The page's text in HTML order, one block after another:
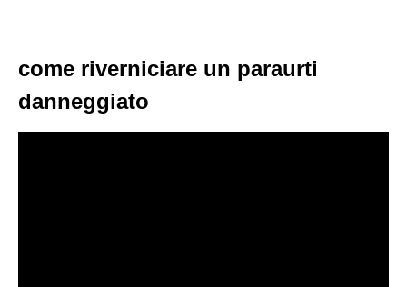
come riverniciare un paraurti
danneggiato